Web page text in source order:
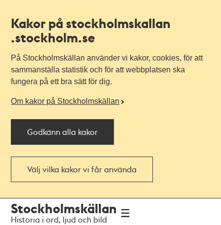
Kakor på stockholmskallan
.stockholm.se
På Stockholmskällan använder vi kakor, cookies, för att
sammanställa statistik och för att webbplatsen ska
fungera på ett bra sätt för dig.
Om kakor på Stockholmskällan
Godkänn alla kakor
Välj vilka kakor vi får använda
navigationen
huvudinnehållet
Stockholmskällan
Historia i ord, ljud och bild